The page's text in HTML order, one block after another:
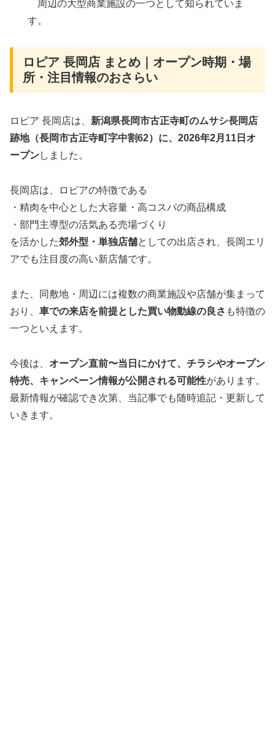
周辺の大型商業施設の一つとして知られていま
す。
ロピア 長岡店 まとめ｜オープン時期・場
所・注目情報のおさらい
ロピア 長岡店は、 新潟県長岡市古正寺町のムサシ長岡店
跡地（長岡市古正寺町字中割62）に、2026年2月11日オ
ープンしました。
長岡店は、ロピアの特徴である
・精肉を中心とした大容量・高コスパの商品構成
・部門主導型の活気ある売場づくり
を活かした郊外型・単独店舗としての出店され、長岡エリ
アでも注目度の高い新店舗です。
また、同敷地・周辺には複数の商業施設や店舗が集まって
おり、 車での来店を前提とした買い物動線の良さ も特徴の
一つといえます。
今後は、 オープン直前〜当日にかけて、チラシやオープン
特売、キャンペーン情報が公開される可能性があります。
最新情報が確認でき次第、当記事でも随時追記・更新して
いきます。